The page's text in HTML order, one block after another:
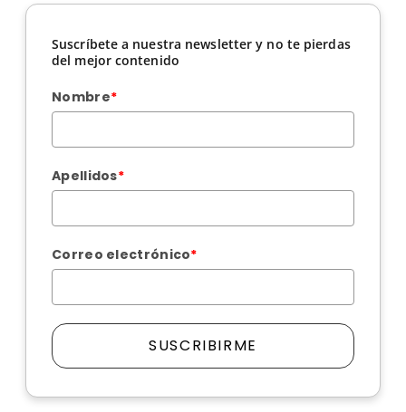
Suscríbete a nuestra newsletter y no te pierdas
del mejor contenido
Nombre*
Apellidos*
Correo electrónico*
SUSCRIBIRME